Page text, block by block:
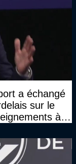
a échangé
sur le
à la